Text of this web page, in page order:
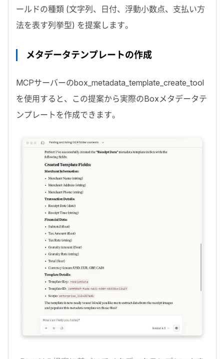
ールドの種類 (文字列、日付、浮動小数点、支払い方
法を表す列挙型) を提案します。
メタデータテンプレートの作成
MCPサーバーのbox_metadata_template_create_tool
を使用すると、この提案から実際のBox メタデータテ
ンプレートを作成できます。